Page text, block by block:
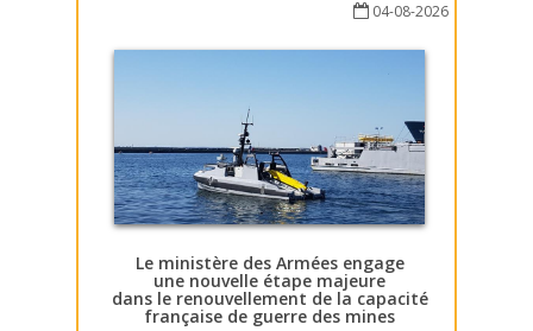
04-08-2026
Le ministère des Armées engage
une nouvelle étape majeure
dans le renouvellement de la capacité
française de guerre des mines